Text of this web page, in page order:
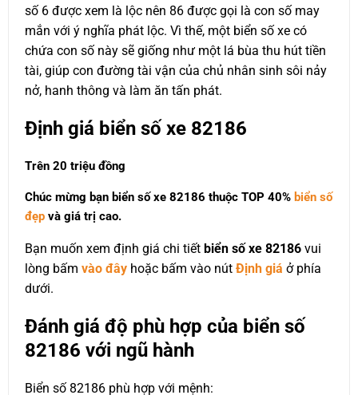
số 6 được xem là lộc nên 86 được gọi là con số may
mắn với ý nghĩa phát lộc. Vì thế, một biển số xe có
chứa con số này sẽ giống như một lá bùa thu hút tiền
tài, giúp con đường tài vận của chủ nhân sinh sôi nảy
nở, hanh thông và làm ăn tấn phát.
Định giá biển số xe 82186
Trên 20 triệu đồng
Chúc mừng bạn biển số xe 82186 thuộc TOP 40% biển số
đẹp và giá trị cao.
Bạn muốn xem định giá chi tiết biển số xe 82186 vui
lòng bấm vào đây hoặc bấm vào nút Định giá ở phía
dưới.
Đánh giá độ phù hợp của biển số
82186 với ngũ hành
Biển số 82186 phù hợp với mệnh: